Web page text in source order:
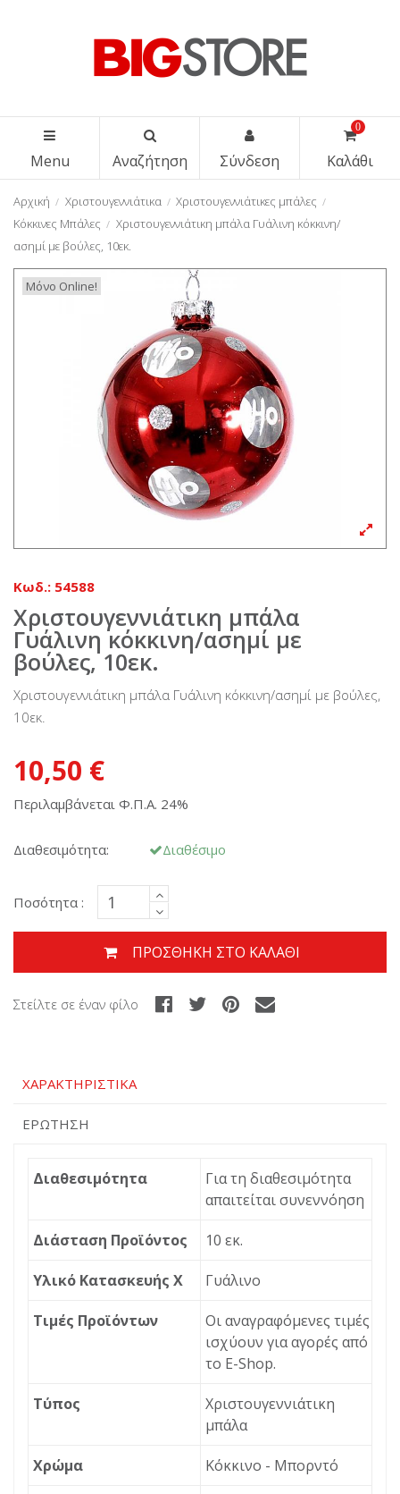
Menu Αναζήτηση Σύνδεση
0
Καλάθι
Αρχική Χριστουγεννιάτικα
Χριστουγεννιάτικες μπάλες
Κόκκινες Μπάλες
Χριστουγεννιάτικη μπάλα Γυάλινη κόκκινη/
ασημί με βούλες, 10εκ.
Μόνο Online!
Κωδ.: 54588
Χριστουγεννιάτικη μπάλα
Γυάλινη κόκκινη/ασημί με
βούλες, 10εκ.
Χριστουγεννιάτικη μπάλα Γυάλινη κόκκινη/ασημί με βούλες,
10εκ.
10,50 €
Περιλαμβάνεται Φ.Π.Α. 24%
Διαθεσιμότητα: Διαθέσιμο
Ποσότητα :
ΠΡΟΣΘΉΚΗ ΣΤΟ ΚΑΛΆΘΙ
Στείλτε σε έναν φίλο
ΧΑΡΑΚΤΗΡΙΣΤΙΚΆ
ΕΡΏΤΗΣΗ
Διαθεσιμότητα
Για τη διαθεσιμότητα
απαιτείται συνεννόηση
Διάσταση Προϊόντος 10 εκ.
Υλικό Κατασκευής X Γυάλινο
Τιμές Προϊόντων
Οι αναγραφόμενες τιμές
ισχύουν για αγορές από
το Ε-Shop.
Τύπος
Χριστουγεννιάτικη
μπάλα
Χρώμα Κόκκινο - Μπορντό